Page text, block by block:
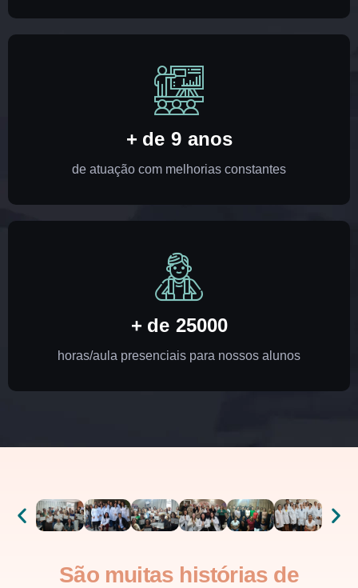
+ de 9 anos
de atuação com melhorias constantes
+ de 25000
horas/aula presenciais para nossos alunos
São muitas histórias de